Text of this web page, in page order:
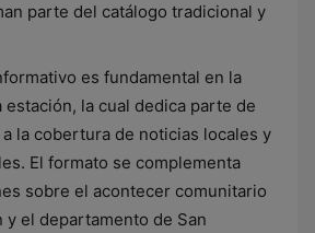
parte del catálogo tradicional y
es fundamental en la
estación, la cual dedica parte de
la cobertura de noticias locales y
El formato se complementa
sobre el acontecer comunitario
y el departamento de San